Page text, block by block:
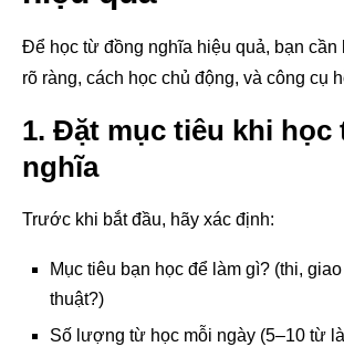
Để học từ đồng nghĩa hiệu quả, bạn cần
rõ ràng, cách học chủ động, và công cụ
1. Đặt mục tiêu khi học
nghĩa
Trước khi bắt đầu, hãy xác định:
Mục tiêu bạn học để làm gì? (thi,
thuật?)
Số lượng từ học mỗi ngày (5–10 từ